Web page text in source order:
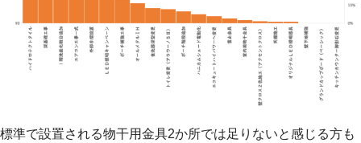
標準で設置される物干用金具2か所では足りないと感じる方も